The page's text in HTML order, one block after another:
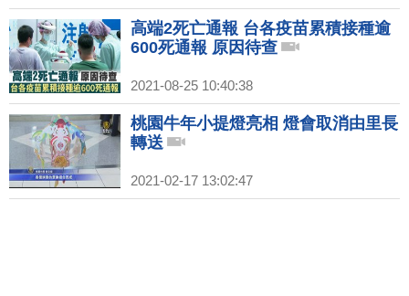
高端2死亡通報 台各疫苗累積接種逾
600死通報 原因待查
2021-08-25 10:40:38
桃園牛年小提燈亮相 燈會取消由里長
轉送
2021-02-17 13:02:47